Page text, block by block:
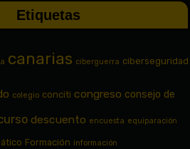
Etiquetas
canarias ciberguerra ciberseguridad
colegio conciti congreso consejo de
descuento encuesta equiparación
Formación información